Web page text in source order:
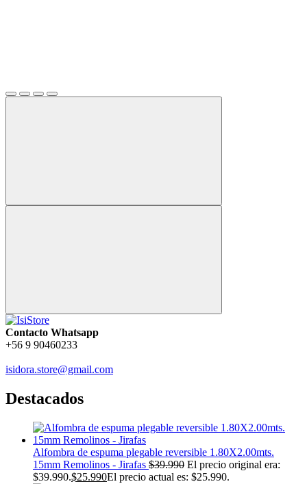
Contacto Whatsapp
+56 9 90460233
isidora.store@gmail.com
Destacados
Alfombra de espuma plegable reversible 1.80X2.00mts.
15mm Remolinos - Jirafas $39.990 El precio original era:
$39.990.$25.990El precio actual es: $25.990.